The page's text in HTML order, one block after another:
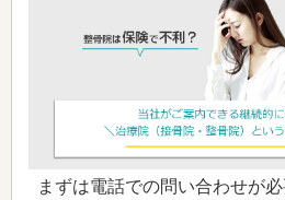
まずは電話での問い合わせが